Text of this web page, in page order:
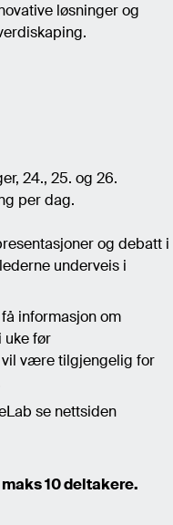
løsninger og
24., 25. og 26.
per dag.
og debatt i
underveis i
informasjon om
uke før
være tilgjengelig for
se nettsiden
10 deltakere.